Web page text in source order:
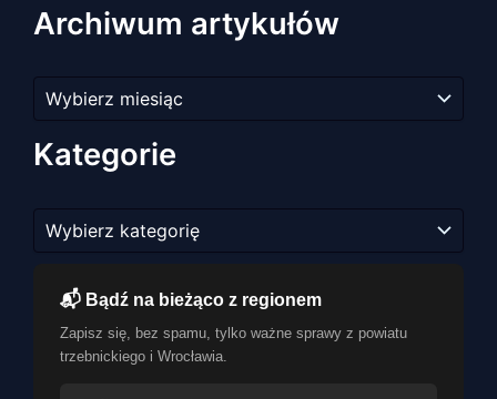
Archiwum artykułów
artykułów
Kategorie
📬 Bądź na bieżąco z regionem
Zapisz się, bez spamu, tylko ważne sprawy z powiatu
trzebnickiego i Wrocławia.